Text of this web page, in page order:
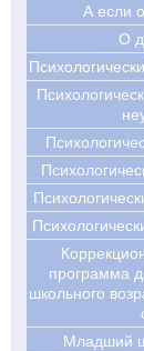
А если
О
программа
школьного
Младший